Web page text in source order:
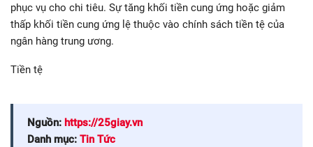
phục vụ cho chi tiêu. Sự tăng khối tiền cung ứng hoặc giảm
thấp khối tiền cung ứng lệ thuộc vào chính sách tiền tệ của
ngân hàng trung ương.
Tiền tệ
Nguồn: https://25giay.vn
Danh mục: Tin Tức